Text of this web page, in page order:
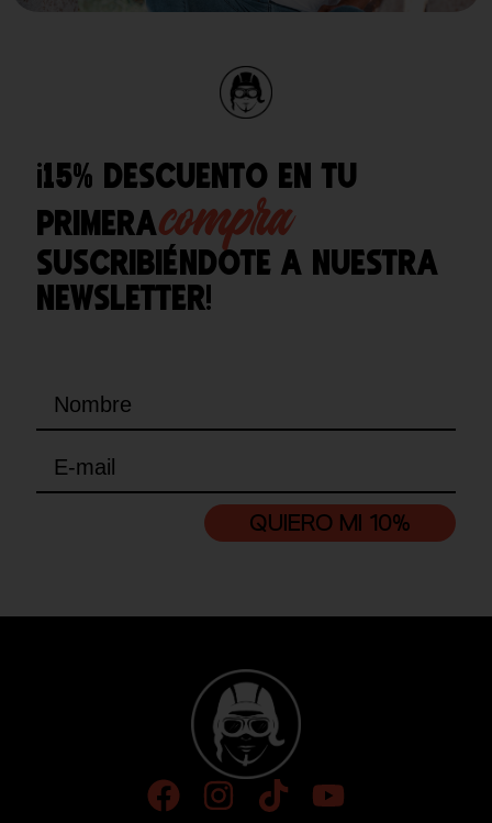
¡15% descuento en tu
primeracompra
suscribiéndote a nuestra
newsletter!